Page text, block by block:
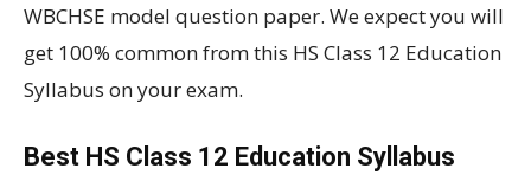
WBCHSE model question paper. We expect you will
get 100% common from this HS Class 12 Education
Syllabus on your exam.
Best HS Class 12 Education Syllabus